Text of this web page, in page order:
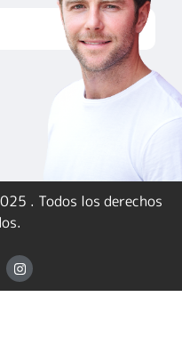
. Todos los derechos